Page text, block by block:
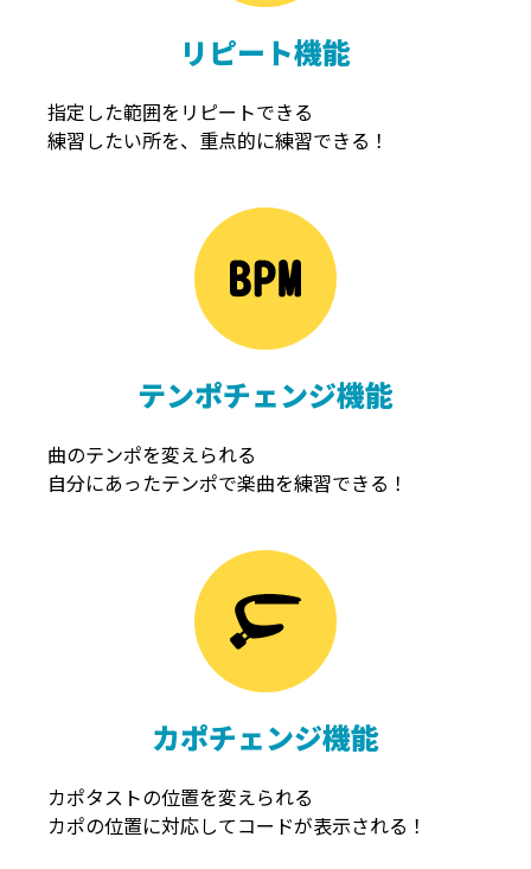
リピート機能
指定した範囲をリピートできる
練習したい所を、重点的に練習できる！
テンポチェンジ機能
曲のテンポを変えられる
自分にあったテンポで楽曲を練習できる！
カポチェンジ機能
カポタストの位置を変えられる
カポの位置に対応してコードが表示される！